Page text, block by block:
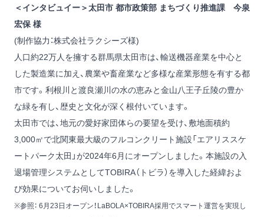
＜インタビュイー＞太田市 都市政策部 まちづくり推進課 今泉
宏保 様
(制作協力：株式会社ラクシーズ様)
人口約22万人を擁する群馬県太田市は、輸送機器産業を中心と
した製造業に加え、農業や畜産業など多様な産業形態を有する都
市です。利根川と渡良瀬川の水の恵みと金山八王子丘陵の豊か
な緑を有し、歴史と文化が深く根付いています。
太田市では、地元の愛好家団体らの要望を受け、敷地面積約
3,000㎡で北関東最大級のフルコンクリート施設「 エアリススケ
ートパーク太田 」が2024年6月にオープンしました。本施設の入
退場管理システムとしてTOBIRA（トビラ）を導入した経緯およ
び効果についてお伺いしました。
※参照： 6月23日オープン！LaBOLA×TOBIRA採用でスマート運営を実現し